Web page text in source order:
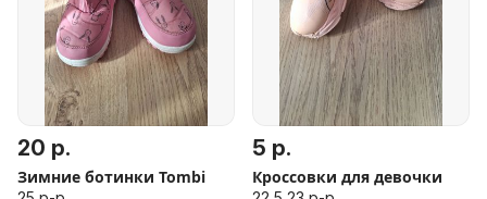
20 р.
Зимние ботинки Tombi
5 р.
Кроссовки для девочки